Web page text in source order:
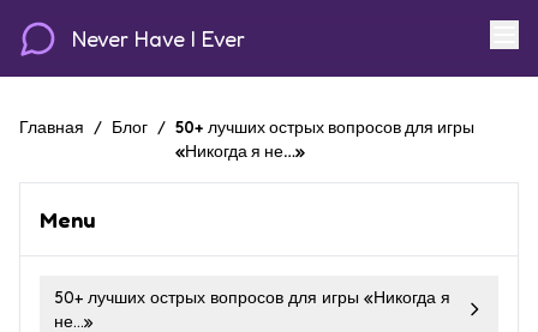
Never Have I Ever
Главная / Блог / 50+ лучших острых вопросов для игры
«Никогда я не…»
Menu
50+ лучших острых вопросов для игры «Никогда я
не…»